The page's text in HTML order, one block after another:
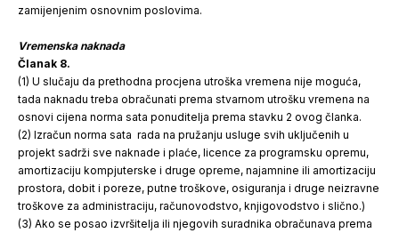
zamijenjenim osnovnim poslovima.
Vremenska naknada
Članak 8.
(1) U slučaju da prethodna procjena utroška vremena nije moguća,
tada naknadu treba obračunati prema stvarnom utrošku vremena na
osnovi cijena norma sata ponuditelja prema stavku 2 ovog članka.
(2) Izračun norma sata rada na pružanju usluge svih uključenih u
projekt sadrži sve naknade i plaće, licence za programsku opremu,
amortizaciju kompjuterske i druge opreme, najamnine ili amortizaciju
prostora, dobit i poreze, putne troškove, osiguranja i druge neizravne
troškove za administraciju, računovodstvo, knjigovodstvo i slično.)
(3) Ako se posao izvršitelja ili njegovih suradnika obračunava prema